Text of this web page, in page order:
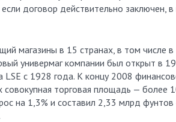
договор действительно заключен,
магазины в 15 странах, в том числе
универмаг компании был открыт в
LSE с 1928 года. К концу 2008
совокупная торговая площадь — более
на 1,3% и составил 2,33 млрд фунтов